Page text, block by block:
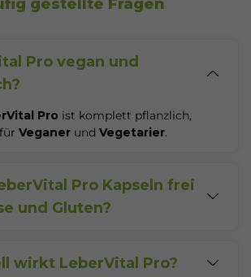
gestellte Fragen
Pro vegan und
Pro ist komplett pflanzlich,
Veganer und Vegetarier.
Pro Kapseln frei
und Gluten?
Fruktose , was ihre hohe
wirkt LeberVital Pro?